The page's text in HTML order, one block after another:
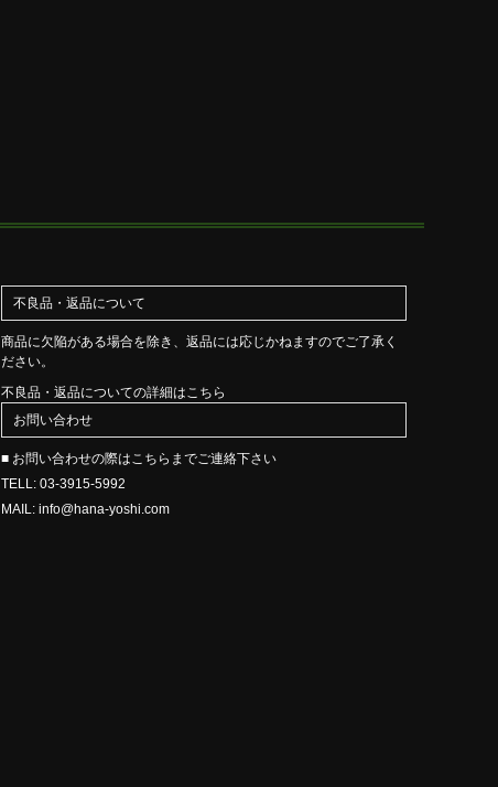
不良品・返品について
商品に欠陥がある場合を除き、返品には応じかねますのでご了承く
ださい。
不良品・返品についての詳細はこちら
お問い合わせ
■ お問い合わせの際はこちらまでご連絡下さい
TELL: 03-3915-5992
MAIL: info@hana-yoshi.com